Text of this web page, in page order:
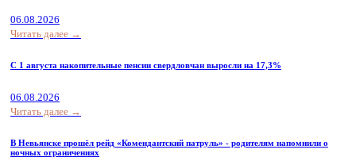
06.08.2026
Читать далее →
С 1 августа накопительные пенсии свердловчан выросли на 17,3%
06.08.2026
Читать далее →
В Невьянске прошёл рейд «Комендантский патруль» - родителям напомнили о
ночных ограничениях